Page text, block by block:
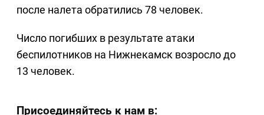
после налета обратились 78 человек.
Число погибших в результате атаки
беспилотников на Нижнекамск возросло до
13 человек.